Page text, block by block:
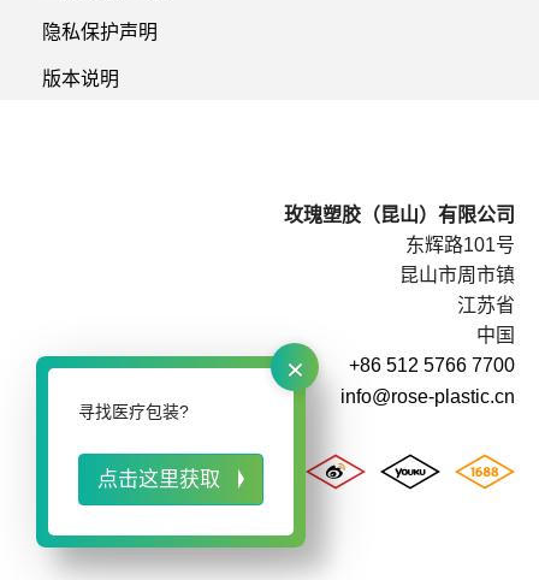
×
寻找医疗包装?
点击这里获取
玫瑰塑胶（昆山）有限公司
东辉路101号
昆山市周市镇
江苏省
中国
+86 512 5766 7700
info@rose-plastic.cn
隐私保护声明
版本说明